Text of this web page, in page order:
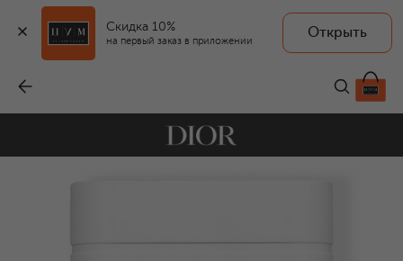
Скидка 10%
на первый заказ в приложении
Открыть
9 050 ₽